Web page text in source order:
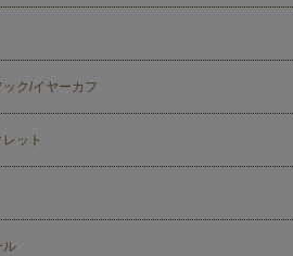
ク/イヤーカフ
ット
ル